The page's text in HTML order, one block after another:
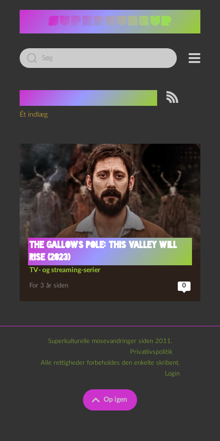
Led
efter:
Ét indlæg
The gallows pole: This valley will
rise (2023)
TV- og streaming-serier
For 3 år siden 0
Superkulturelle mosevandringer siden 2011.
Privatlivspolitik
Op igen
Alle rettigheder forbeholdes den enkelte skribent.
Login